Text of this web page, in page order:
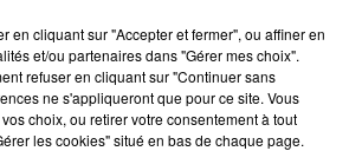
en cliquant sur "Accepter et fermer", ou affiner en
et/ou partenaires dans "Gérer mes choix".
refuser en cliquant sur "Continuer sans
ne s'appliqueront que pour ce site. Vous
choix, ou retirer votre consentement à tout
les cookies" situé en bas de chaque page.